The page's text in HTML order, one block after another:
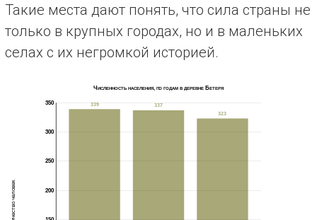
Такие места дают понять, что сила страны не
только в крупных городах, но и в маленьких
селах с их негромкой историей.
339 337
323
Численность населения, по годам в деревне Бетеря
200
250
300
350
количество человек